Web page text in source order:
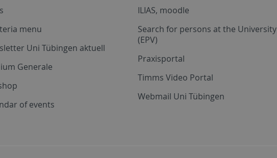
menu
Uni Tübingen aktuell
Generale
of events
ILIAS, moodle
Search for persons at the University
(EPV)
Praxisportal
Timms Video Portal
Webmail Uni Tübingen